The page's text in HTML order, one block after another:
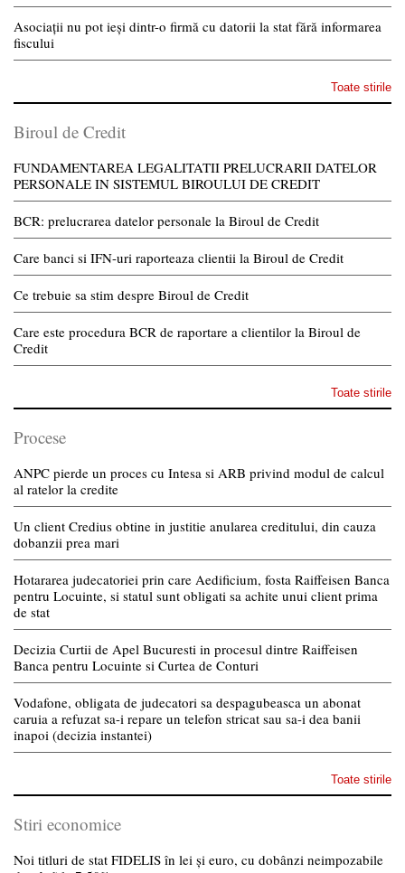
Asociații nu pot ieși dintr-o firmă cu datorii la stat fără informarea
fiscului
Toate stirile
Biroul de Credit
FUNDAMENTAREA LEGALITATII PRELUCRARII DATELOR
PERSONALE IN SISTEMUL BIROULUI DE CREDIT
BCR: prelucrarea datelor personale la Biroul de Credit
Care banci si IFN-uri raporteaza clientii la Biroul de Credit
Ce trebuie sa stim despre Biroul de Credit
Care este procedura BCR de raportare a clientilor la Biroul de
Credit
Toate stirile
Procese
ANPC pierde un proces cu Intesa si ARB privind modul de calcul
al ratelor la credite
Un client Credius obtine in justitie anularea creditului, din cauza
dobanzii prea mari
Hotararea judecatoriei prin care Aedificium, fosta Raiffeisen Banca
pentru Locuinte, si statul sunt obligati sa achite unui client prima
de stat
Decizia Curtii de Apel Bucuresti in procesul dintre Raiffeisen
Banca pentru Locuinte si Curtea de Conturi
Vodafone, obligata de judecatori sa despagubeasca un abonat
caruia a refuzat sa-i repare un telefon stricat sau sa-i dea banii
inapoi (decizia instantei)
Toate stirile
Stiri economice
Noi titluri de stat FIDELIS în lei și euro, cu dobânzi neimpozabile